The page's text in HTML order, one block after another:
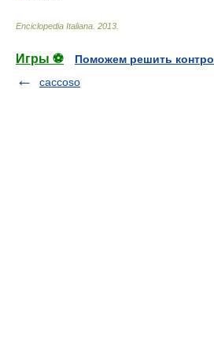
Enciclopedia Italiana 2013
Игры ⚽
Поможем решить
caccoso